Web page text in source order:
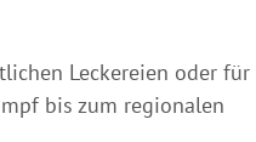
Leckereien oder für
bis zum regionalen